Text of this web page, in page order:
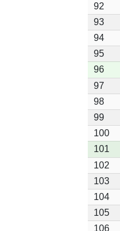
92
93
94
95
96
97
98
99
100
101
102
103
104
105
106